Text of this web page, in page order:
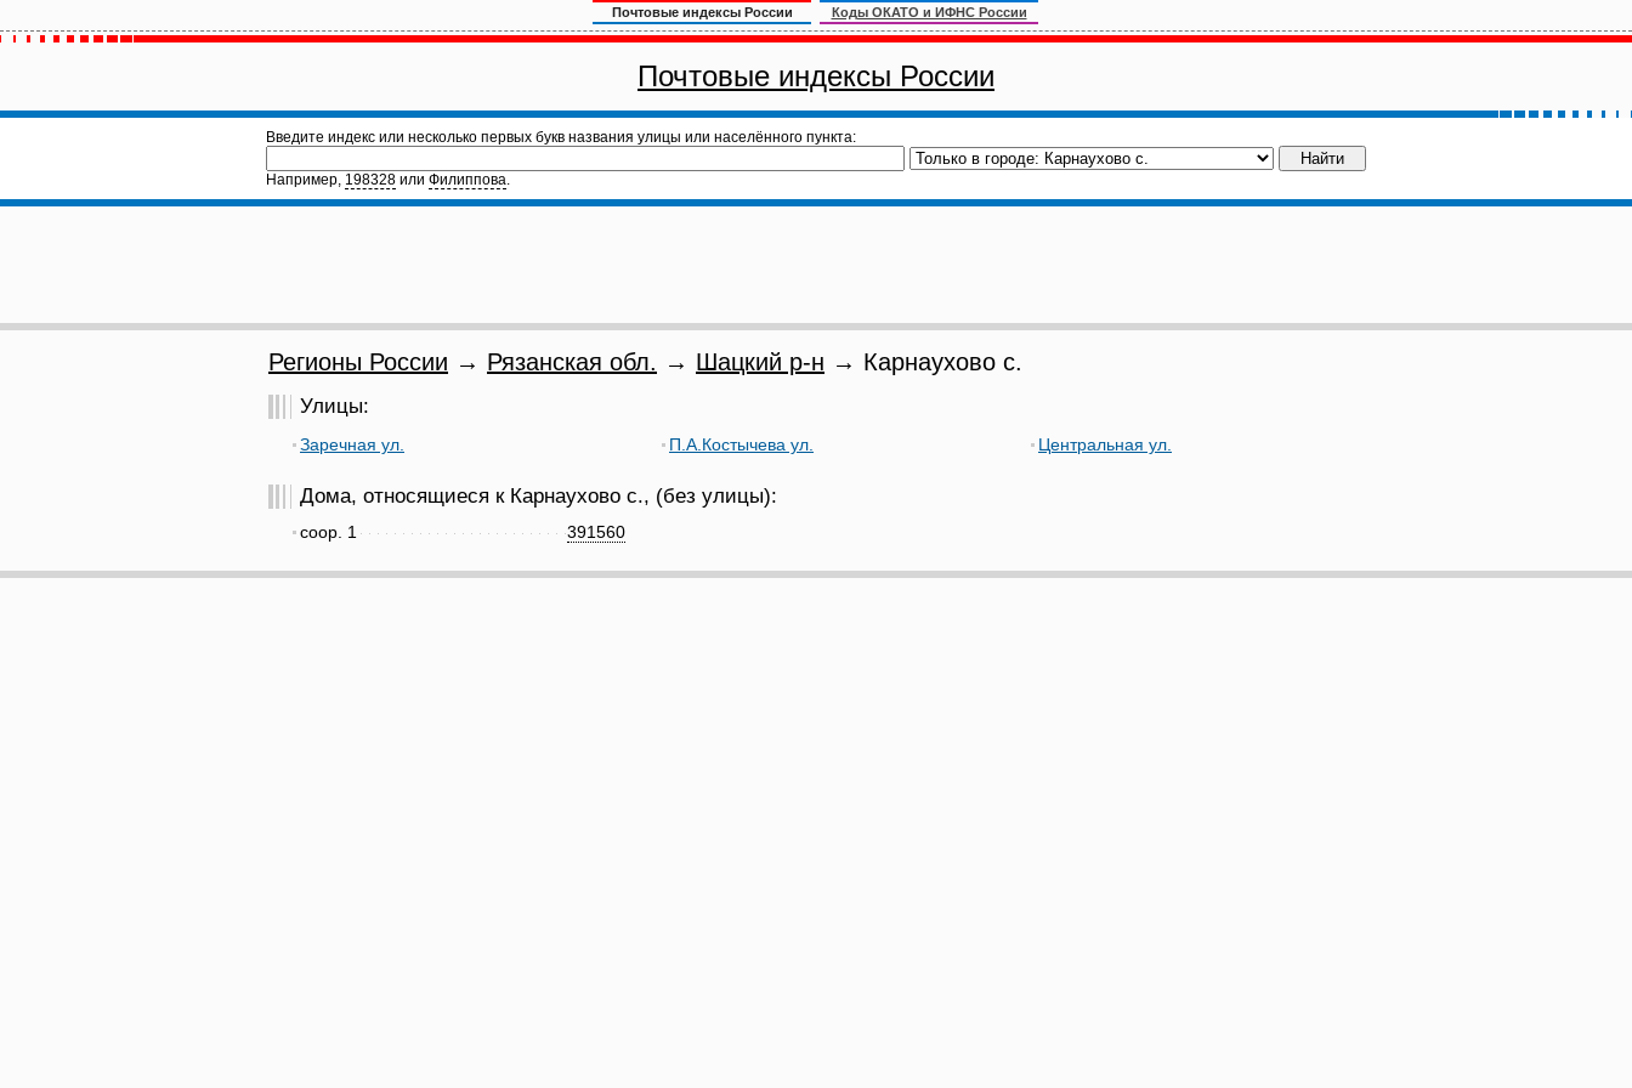
Почтовые индексы России Коды ОКАТО и ИФНС России
Почтовые индексы России
Введите индекс или несколько первых букв названия улицы или населённого пункта:
Например, 198328 или Филиппова.
Регионы России → Рязанская обл. → Шацкий р-н → Карнаухово с.
Улицы:
Заречная ул. П.А.Костычева ул. Центральная ул.
Дома, относящиеся к Карнаухово с., (без улицы):
391560
соор. 1